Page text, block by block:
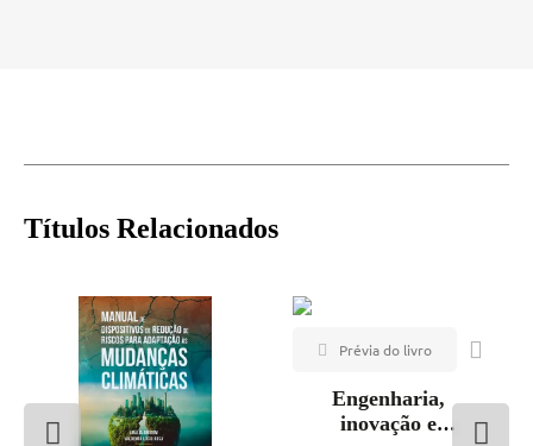
Títulos Relacionados
Engenharia,
inovação e